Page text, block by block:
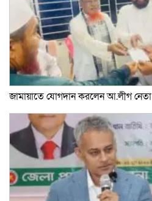
জামায়াতে যোগদান করলেন আ.লীগ নেতা